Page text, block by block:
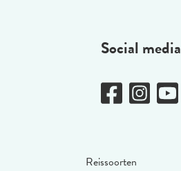
Social media
Reissoorten